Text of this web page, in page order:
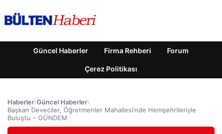
Güncel Haberler Firma Rehberi Forum
Çerez Politikası
Haberler›Güncel Haberler›
Başkan Deveciler, Öğretmenler Mahallesi’nde Hemşehrileriyle
Buluştu – GÜNDEM